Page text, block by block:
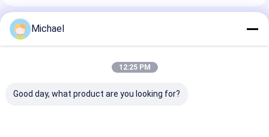
Geadviseerde Producten
Michael
12:25 PM
Good day, what product are you looking for?